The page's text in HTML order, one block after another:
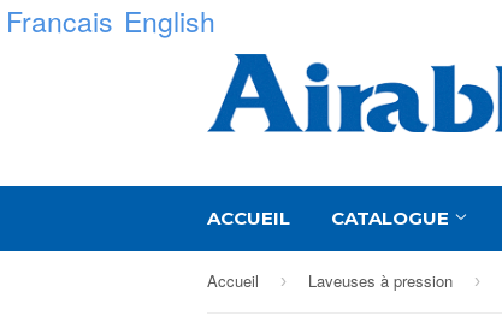
ACCUEIL CATALOGUE
Accueil › Laveuses à pression ›
Francais English